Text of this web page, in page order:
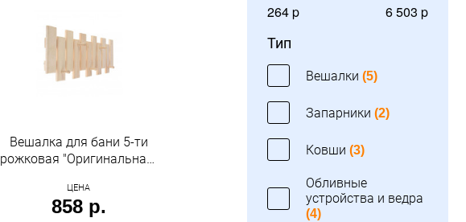
264 p 6 503 p
Тип
Вешалки (5)
Запарники (2)
Ковши (3)
Обливные
устройства и ведра
(4)
Вешалка для бани 5-ти
рожковая "Оригинальная"
ЦЕНА
858 р.